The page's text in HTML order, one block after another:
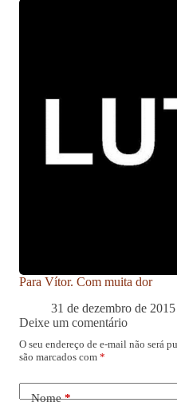
Para Vítor. Com muita dor
31 de dezembro de 2015
Deixe um comentário
O seu endereço de e-mail não será
são marcados com *
Nome*